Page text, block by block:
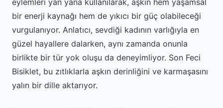
eylemleri yan yana kullanılarak, aşkın hem yaşamsal
bir enerji kaynağı hem de yıkıcı bir güç olabileceği
vurgulanıyor. Anlatıcı, sevdiği kadının varlığıyla en
güzel hayallere dalarken, aynı zamanda onunla
birlikte bir tür yok oluşu da deneyimliyor. Son Feci
Bisiklet, bu zıtlıklarla aşkın derinliğini ve karmaşasını
yalın bir dille aktarıyor.